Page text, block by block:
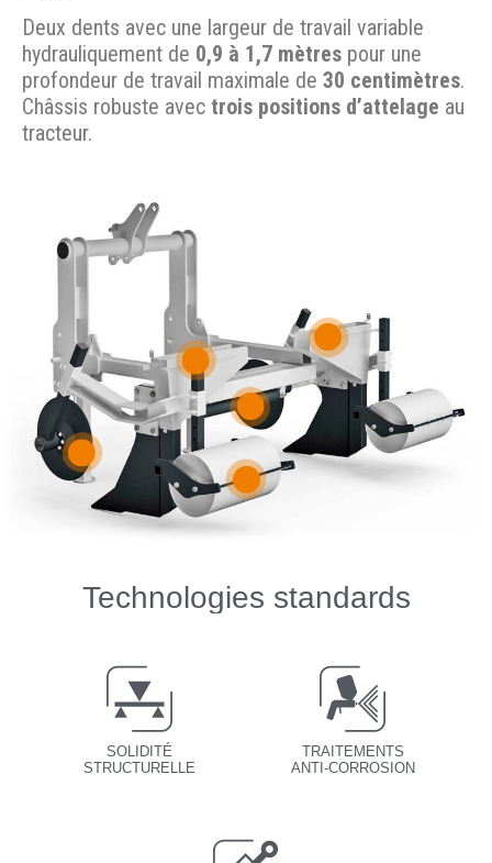
Deux dents avec une largeur de travail variable
hydrauliquement de 0,9 à 1,7 mètres pour une
profondeur de travail maximale de 30 centimètres.
Châssis robuste avec trois positions d’attelage au
tracteur.
Technologies standards
SOLIDITÉ
STRUCTURELLE
TRAITEMENTS
ANTI-CORROSION